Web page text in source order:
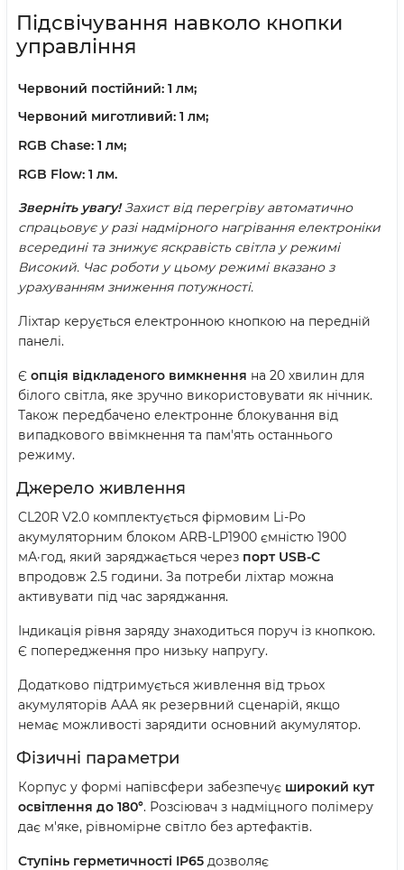
Підсвічування навколо кнопки
управління
Червоний постійний: 1 лм;
Червоний миготливий: 1 лм;
RGB Chase: 1 лм;
RGB Flow: 1 лм.
Зверніть увагу!Захист від перегріву автоматично
спрацьовує у разі надмірного нагрівання електроніки
всередині та знижує яскравість світла у режимі
Високий. Час роботи у цьому режимі вказано з
урахуванням зниження потужності.
Ліхтар керується електронною кнопкою на передній
панелі.
Є опція відкладеного вимкнення на 20 хвилин для
білого світла, яке зручно використовувати як нічник.
Також передбачено електронне блокування від
випадкового ввімкнення та пам'ять останнього
режиму.
Джерело живлення
CL20R V2.0 комплектується фірмовим Li-Po
акумуляторним блоком ARB-LP1900 ємністю 1900
мА·год, який заряджається через порт USB-C
впродовж 2.5 години. За потреби ліхтар можна
активувати під час заряджання.
Індикація рівня заряду знаходиться поруч із кнопкою.
Є попередження про низьку напругу.
Додатково підтримується живлення від трьох
акумуляторів AAA як резервний сценарій, якщо
немає можливості зарядити основний акумулятор.
Фізичні параметри
Корпус у формі напівсфери забезпечує широкий кут
освітлення до 180°. Розсіювач з надміцного полімеру
дає м'яке, рівномірне світло без артефактів.
Ступінь герметичності IP65 дозволяє